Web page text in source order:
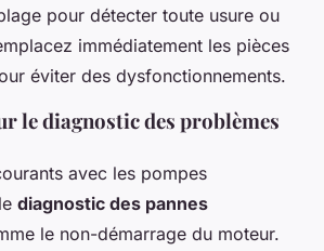
pour détecter toute usure ou
immédiatement les pièces
éviter des dysfonctionnements.
le diagnostic des problèmes
avec les pompes
diagnostic des pannes
le non-démarrage du moteur.